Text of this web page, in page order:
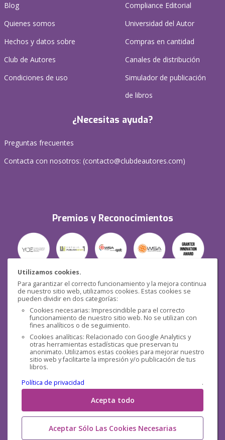
Utilizamos cookies.
Para garantizar el correcto funcionamiento y la mejora continua
de nuestro sitio web, utilizamos cookies. Estas cookies se
pueden dividir en dos categorías:
Cookies necesarias: Imprescindible para el correcto
funcionamiento de nuestro sitio web. No se utilizan con
fines analíticos o de seguimiento.
Cookies analíticas: Relacionado con Google Analytics y
otras herramientas estadísticas que preservan tu
anonimato. Utilizamos estas cookies para mejorar nuestro
sitio web y facilitarte la impresión y/o publicación de tus
libros.
Política de privacidad
.
Acepta todo
Aceptar Sólo Las Cookies Necesarias
Blog
Quienes somos
Hechos y datos sobre
Club de Autores
Condiciones de uso
Compliance Editorial
Universidad del Autor
Compras en cantidad
Canales de distribución
Simulador de publicación
de libros
¿Necesitas ayuda?
Preguntas frecuentes
Contacta con nosotros: (contacto@clubdeautores.com)
Premios y Reconocimientos
Seguridad
Redes sociales